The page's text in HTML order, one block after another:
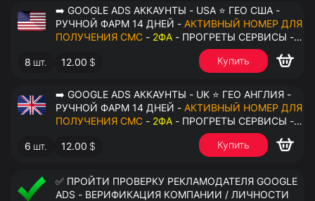
➡️ GOOGLE ADS АККАУНТЫ - USA ⭐ ГЕО США -
РУЧНОЙ ФАРМ 14 ДНЕЙ - АКТИВНЫЙ НОМЕР ДЛЯ
ПОЛУЧЕНИЯ СМС - 2ФА - ПРОГРЕТЫ СЕРВИСЫ -
8 шт. 12.00 $ Купить
➡️ GOOGLE ADS АККАУНТЫ - UK ⭐ ГЕО АНГЛИЯ -
РУЧНОЙ ФАРМ 14 ДНЕЙ - АКТИВНЫЙ НОМЕР ДЛЯ
ПОЛУЧЕНИЯ СМС - 2ФА - ПРОГРЕТЫ СЕРВИСЫ -
6 шт. 12.00 $ Купить
✅ ПРОЙТИ ПРОВЕРКУ РЕКЛАМОДАТЕЛЯ GOOGLE
ADS - ВЕРИФИКАЦИЯ КОМПАНИИ / ЛИЧНОСТИ